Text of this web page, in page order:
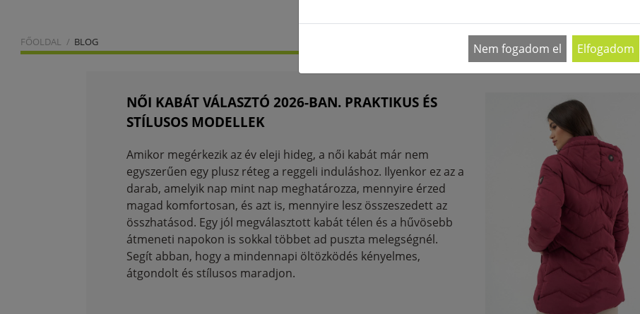
FŐOLDAL BLOG
NŐI KABÁT VÁLASZTÓ 2026-BAN. PRAKTIKUS ÉS
STÍLUSOS MODELLEK
Amikor megérkezik az év eleji hideg, a női kabát már nem
egyszerűen egy plusz réteg a reggeli induláshoz. Ilyenkor ez az a
darab, amelyik nap mint nap meghatározza, mennyire érzed
magad komfortosan, és azt is, mennyire lesz összeszedett az
összhatásod. Egy jól megválasztott kabát télen és a hűvösebb
átmeneti napokon is sokkal többet ad puszta melegségnél.
Segít abban, hogy a mindennapi öltözködés kényelmes,
átgondolt és stílusos maradjon.
Nem fogadom el Elfogadom